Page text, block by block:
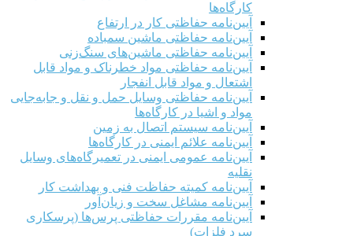
کارگاه‌ها
آیین‌نامه حفاظتی کار در ارتفاع
آیین‌نامه حفاظتی ماشین سمباده
آیین‌نامه حفاظتی ماشین‌های سنگ‌زنی
آیین‌نامه حفاظتی مواد خطرناک و مواد قابل
اشتعال و مواد قابل انفجار
آیین‌نامه حفاظتی وسایل حمل و نقل و جابه‌جایی
مواد و اشیا در کارگاه‌ها
آیین‌نامه سیستم اتصال به زمین
آیین‌نامه علائم ایمنی در کارگاه‌ها
آیین‌نامه عمومی ایمنی در تعمیرگاه‌های وسایل
نقلیه
آیین‌نامه کمیته حفاظت فنی و بهداشت کار
آیین‌نامه مشاغل سخت و زیان‌آور
آیین‌نامه مقررات حفاظتی پرس‌ها (پرسکاری
سرد فلزات)